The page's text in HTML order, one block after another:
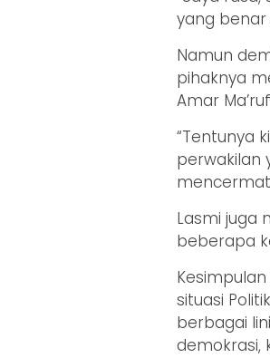
yang
Namun
pihaknya
Amar
“Tentunya
perwakilan
Lasmi juga
beberapa
situasi
berbagai
demokrasi,